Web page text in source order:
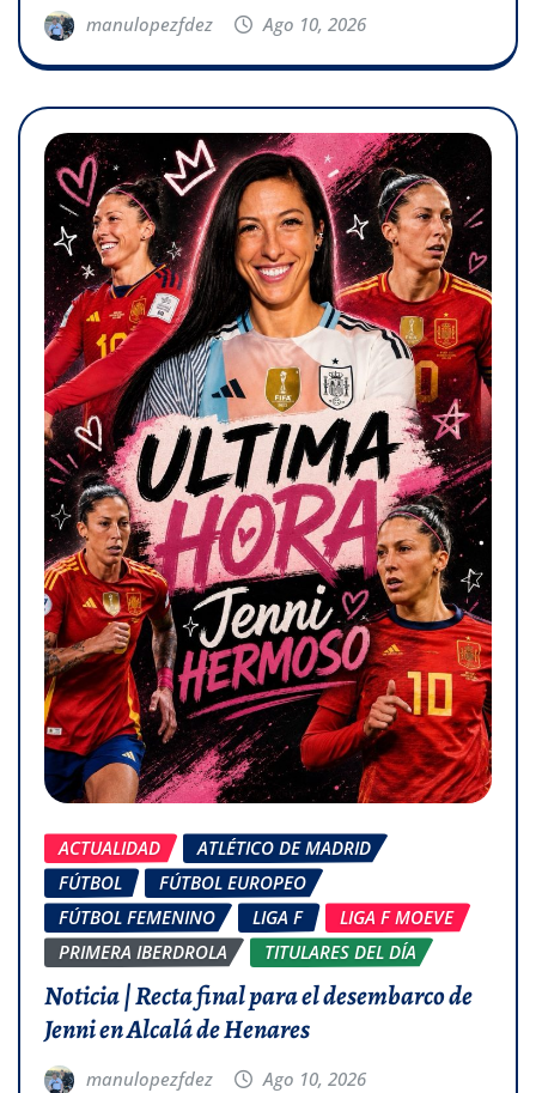
manulopezfdez Ago 10, 2026
ACTUALIDAD
ATLÉTICO DE MADRID
FÚTBOL
FÚTBOL EUROPEO
FÚTBOL FEMENINO
LIGA F
LIGA F MOEVE
PRIMERA IBERDROLA
TITULARES DEL DÍA
Noticia | Recta final para el desembarco de
Jenni en Alcalá de Henares
manulopezfdez Ago 10, 2026